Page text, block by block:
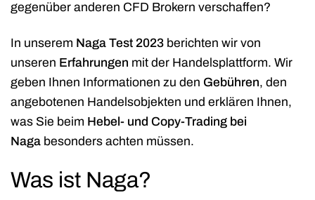
gegenüber anderen CFD Brokern verschaffen?
In unserem Naga Test 2023 berichten wir von
unseren Erfahrungen mit der Handelsplattform. Wir
geben Ihnen Informationen zu den Gebühren, den
angebotenen Handelsobjekten und erklären Ihnen,
was Sie beim Hebel- und Copy-Trading bei
Naga besonders achten müssen.
Was ist Naga?